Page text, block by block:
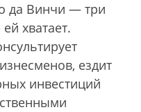
да Винчи — три
хватает.
ездит
инвестиций